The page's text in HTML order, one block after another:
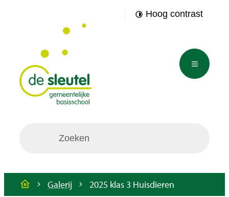
GBS De Sleutel
Hoog contrast
Menu
Startpagina
Galerij 2025 klas 3 Huisdieren